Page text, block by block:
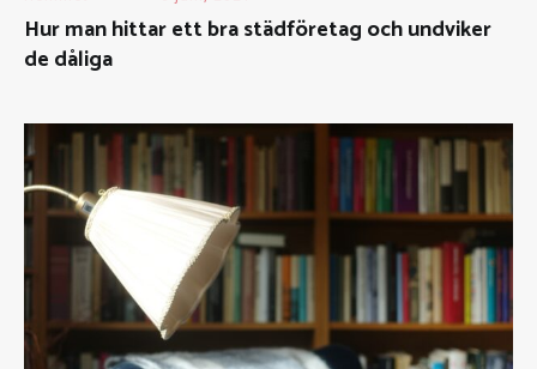
Hur man hittar ett bra städföretag och undviker
de dåliga